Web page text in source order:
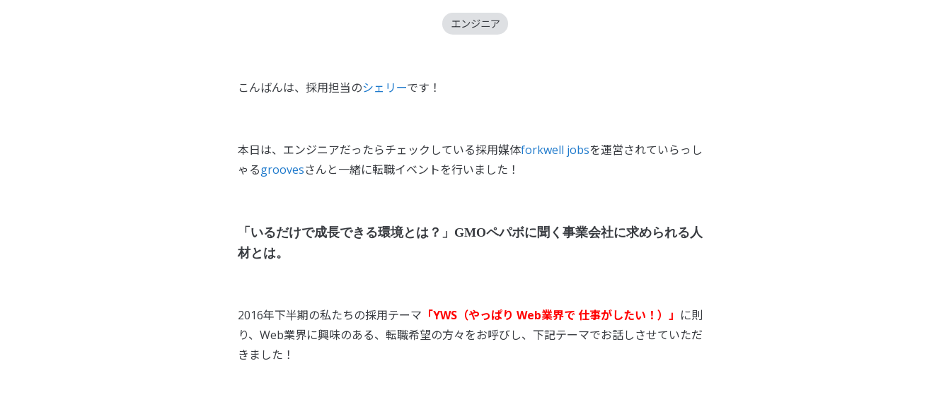
エンジニア
こんばんは、採用担当のシェリーです！
本日は、エンジニアだったらチェックしている採用媒体forkwell jobsを運営されていらっし
ゃるgroovesさんと一緒に転職イベントを行いました！
「いるだけで成長できる環境とは？」GMOペパボに聞く事業会社に求められる人
材とは。
2016年下半期の私たちの採用テーマ 「YWS（やっぱり Web業界で 仕事がしたい！）」 に則
り、Web業界に興味のある、転職希望の方々をお呼びし、下記テーマでお話しさせていただ
きました！